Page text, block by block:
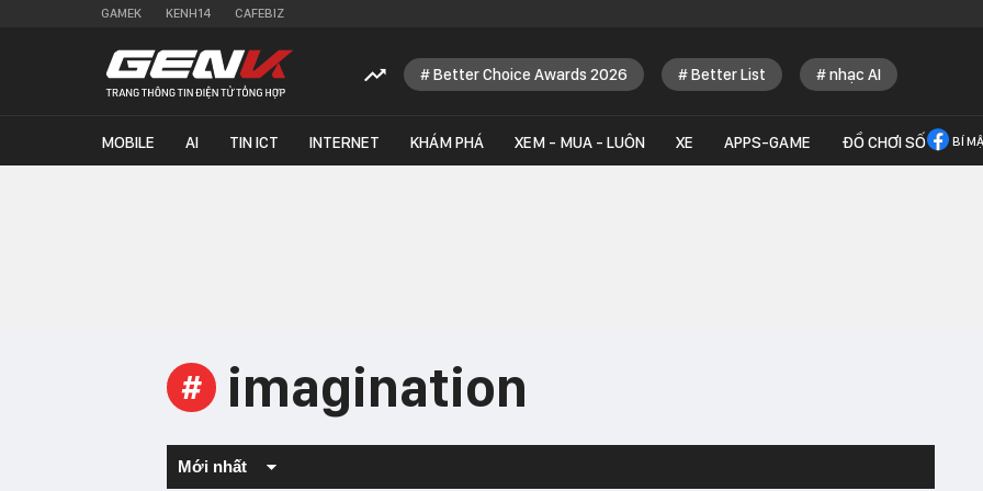
GAMEK KENH14 CAFEBIZ
Better Choice Awards 2026 Better List nhạc AI
MOBILE AI TIN ICT INTERNET KHÁM PHÁ XEM - MUA - LUÔN XE APPS-GAME ĐỒ CHƠI SỐ BÍ
# imagination
Mới nhất